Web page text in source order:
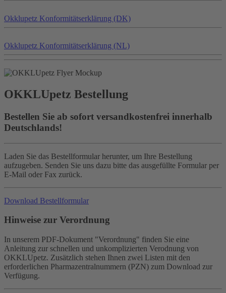
Okklupetz Konformitätserklärung (DK)
Okklupetz Konformitätserklärung (NL)
OKKLUpetz Bestellung
Bestellen Sie ab sofort versandkostenfrei innerhalb
Deutschlands!
Laden Sie das Bestellformular herunter, um Ihre Bestellung
aufzugeben. Senden Sie uns dazu bitte das ausgefüllte Formular per
E-Mail oder Fax zurück.
Download Bestellformular
Hinweise zur Verordnung
In unserem PDF-Dokument "Verordnung" finden Sie eine
Anleitung zur schnellen und unkomplizierten Verodnung von
OKKLUpetz. Zusätzlich stehen Ihnen zwei Listen mit den
erforderlichen Pharmazentralnummern (PZN) zum Download zur
Verfügung.